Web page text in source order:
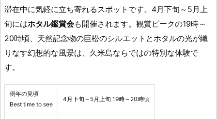
滞在中に気軽に立ち寄れるスポットです。4月下旬～5月上
旬にはホタル鑑賞会も開催されます。観賞ピークの19時～
20時頃、天然記念物の巨松のシルエットとホタルの光が織
りなす幻想的な風景は、久米島ならではの特別な体験で
す。
例年の見頃
Best time to see
4月下旬～5月上旬 19時～20時頃